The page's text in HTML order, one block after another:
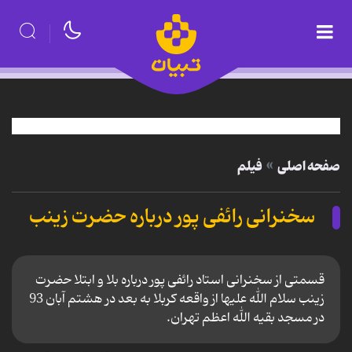
صفحه اصلی فیلم
سخنرانی رائفی پور درباره حضرت زینب
قسمتی از سخنرانی استاد رائفی پور درباره بلا و ابتلا حضرت
زینب سلام الله علیها از واقعه کربلا به بعد در هشتم آبان 93
در مسجد بقیه الله اعظم تهران.